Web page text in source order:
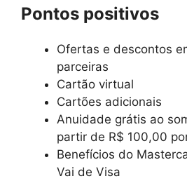
Pontos positivos
Ofertas e descontos
parceiras
Cartão virtual
Cartões adicionais
Anuidade grátis ao
partir de R$ 100,00
Benefícios do
Vai de Visa